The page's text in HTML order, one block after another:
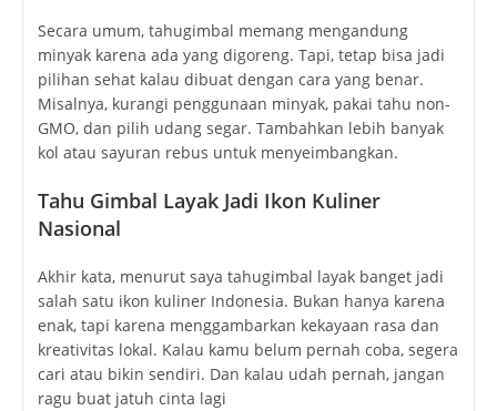
Secara umum, tahugimbal memang mengandung
minyak karena ada yang digoreng. Tapi, tetap bisa jadi
pilihan sehat kalau dibuat dengan cara yang benar.
Misalnya, kurangi penggunaan minyak, pakai tahu non-
GMO, dan pilih udang segar. Tambahkan lebih banyak
kol atau sayuran rebus untuk menyeimbangkan.
Tahu Gimbal Layak Jadi Ikon Kuliner
Nasional
Akhir kata, menurut saya tahugimbal layak banget jadi
salah satu ikon kuliner Indonesia. Bukan hanya karena
enak, tapi karena menggambarkan kekayaan rasa dan
kreativitas lokal. Kalau kamu belum pernah coba, segera
cari atau bikin sendiri. Dan kalau udah pernah, jangan
ragu buat jatuh cinta lagi